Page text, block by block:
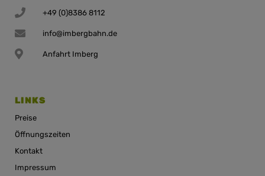
+49 (0)8386 8112
info@imbergbahn.de
Anfahrt Imberg
LINKS
Preise
Öffnungszeiten
Kontakt
Impressum